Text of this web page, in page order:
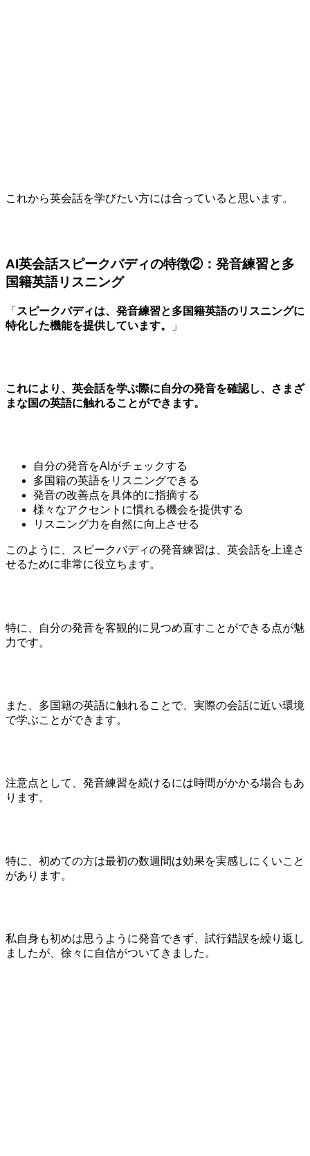
これから英会話を学びたい方には合っていると思います。
AI英会話スピークバディの特徴②：発音練習と多
国籍英語リスニング
「 スピークバディは、発音練習と多国籍英語のリスニングに
特化した機能を提供しています。
」
これにより、英会話を学ぶ際に自分の発音を確認し、さまざ
まな国の英語に触れることができます。
自分の発音をAIがチェックする
多国籍の英語をリスニングできる
発音の改善点を具体的に指摘する
様々なアクセントに慣れる機会を提供する
リスニング力を自然に向上させる
このように、スピークバディの発音練習は、英会話を上達さ
せるために非常に役立ちます。
特に、自分の発音を客観的に見つめ直すことができる点が魅
力です。
また、多国籍の英語に触れることで、実際の会話に近い環境
で学ぶことができます。
注意点として、発音練習を続けるには時間がかかる場合もあ
ります。
特に、初めての方は最初の数週間は効果を実感しにくいこと
があります。
私自身も初めは思うように発音できず、試行錯誤を繰り返し
ましたが、徐々に自信がついてきました。